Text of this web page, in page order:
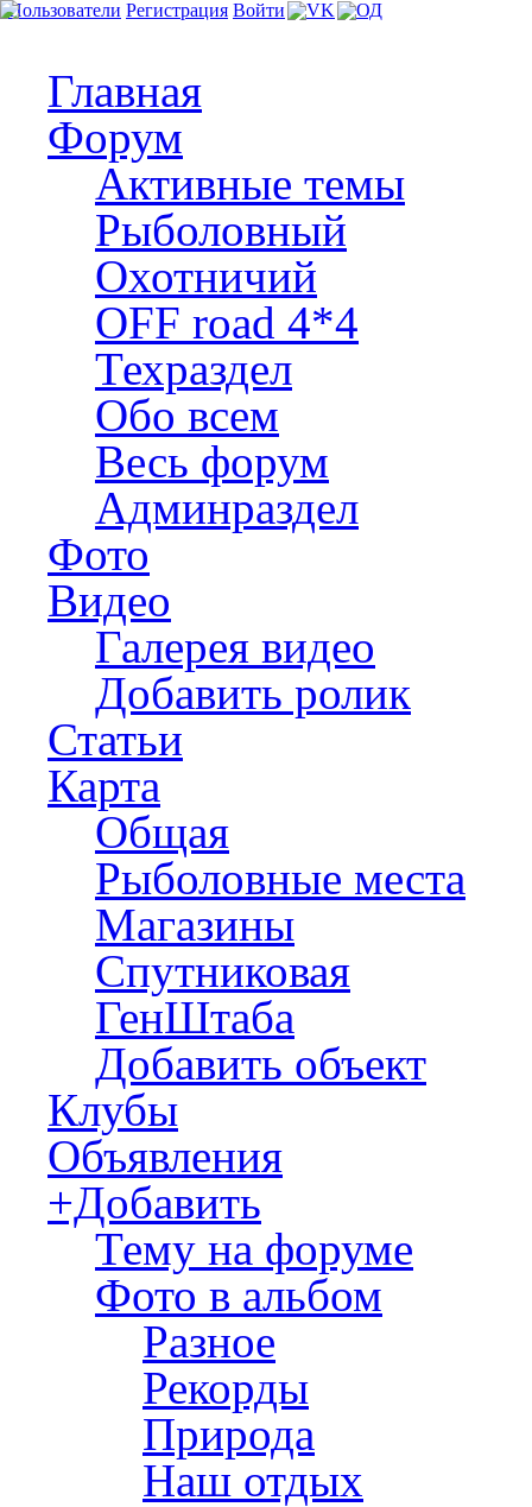
Пользователи Регистрация Войти
Главная
Форум
Активные темы
Рыболовный
Охотничий
OFF road 4*4
Техраздел
Обо всем
Весь форум
Админраздел
Фото
Видео
Галерея видео
Добавить ролик
Статьи
Карта
Общая
Рыболовные места
Магазины
Спутниковая
ГенШтаба
Добавить объект
Клубы
Объявления
+Добавить
Тему на форуме
Фото в альбом
Разное
Рекорды
Природа
Наш отдых